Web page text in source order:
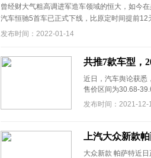
曾经财大气粗高调进军造车领域的恒大，如今
汽车恒驰5首车已正式下线，比原定时间提前12
发布时间：2022-01-14
共推7款车型，
近日，汽车舆论获悉
售价区间为30.68-
发布时间：2021-12-
上汽大众新款
大众新款 帕萨特近